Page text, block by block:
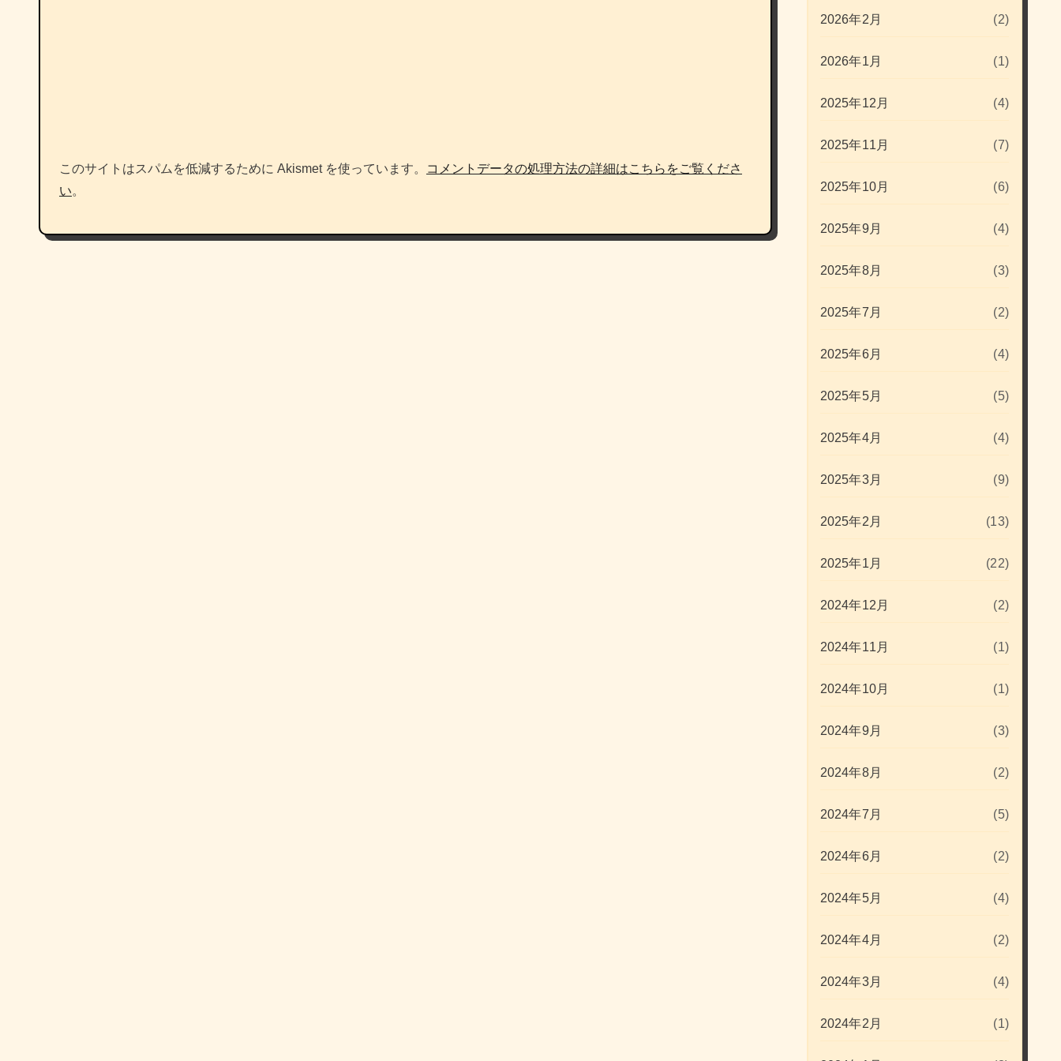
このサイトはスパムを低減するために Akismet を使っています。
コメントデータの処理方法の詳細はこちらをご覧くださ
い。
2026年2月 (2)
2026年1月 (1)
2025年12月 (4)
2025年11月 (7)
2025年10月 (6)
2025年9月 (4)
2025年8月 (3)
2025年7月 (2)
2025年6月 (4)
2025年5月 (5)
2025年4月 (4)
2025年3月 (9)
2025年2月 (13)
2025年1月 (22)
2024年12月 (2)
2024年11月 (1)
2024年10月 (1)
2024年9月 (3)
2024年8月 (2)
2024年7月 (5)
2024年6月 (2)
2024年5月 (4)
2024年4月 (2)
2024年3月 (4)
2024年2月 (1)